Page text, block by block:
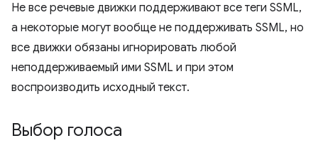
Не все речевые движки поддерживают все теги SSML,
а некоторые могут вообще не поддерживать SSML, но
все движки обязаны игнорировать любой
неподдерживаемый ими SSML и при этом
воспроизводить исходный текст.
Выбор голоса